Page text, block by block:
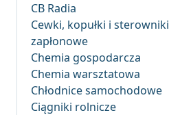
CB Radia
Cewki, kopułki i sterowniki
zapłonowe
Chemia gospodarcza
Chemia warsztatowa
Chłodnice samochodowe
Ciągniki rolnicze